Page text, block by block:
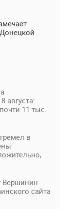
августа:
11 тыс.
в
Вершинин
сайта